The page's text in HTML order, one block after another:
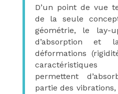
D’un point de vue
de la seule
géométrie, le lay-
d’absorption et
déformations
permettent
partie des